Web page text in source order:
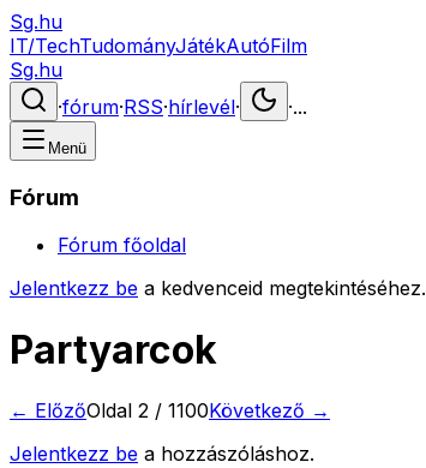
Sg.hu
IT/TechTudományJátékAutóFilm
Sg.hu
·fórum·RSS·hírlevél· ·...
Menü
Fórum
Fórum főoldal
Jelentkezz be a kedvenceid megtekintéséhez.
Partyarcok
← ElőzőOldal 2 / 1100Következő →
Jelentkezz be a hozzászóláshoz.